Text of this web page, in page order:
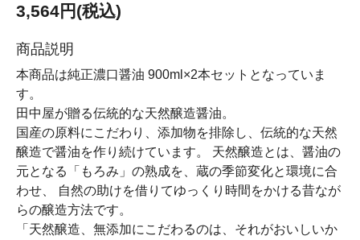
3,564円(税込)
商品説明
本商品は純正濃口醤油 900ml×2本セットとなっていま
す。
田中屋が贈る伝統的な天然醸造醤油。
国産の原料にこだわり、添加物を排除し、伝統的な天然
醸造で醤油を作り続けています。 天然醸造とは、醤油の
元となる「もろみ」の熟成を、蔵の季節変化と環境に合
わせ、 自然の助けを借りてゆっくり時間をかける昔なが
らの醸造方法です。
「天然醸造、無添加にこだわるのは、それがおいしいか